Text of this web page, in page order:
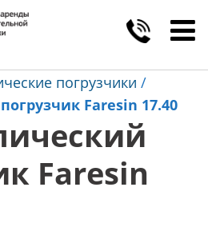
погрузчики /
Faresin 17.40
Faresin